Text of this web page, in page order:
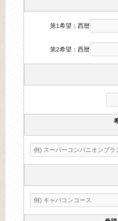
第1希望：西暦
第2希望：西暦